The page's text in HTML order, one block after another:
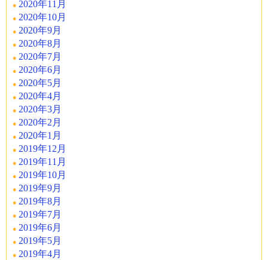
2020年11月
2020年10月
2020年9月
2020年8月
2020年7月
2020年6月
2020年5月
2020年4月
2020年3月
2020年2月
2020年1月
2019年12月
2019年11月
2019年10月
2019年9月
2019年8月
2019年7月
2019年6月
2019年5月
2019年4月